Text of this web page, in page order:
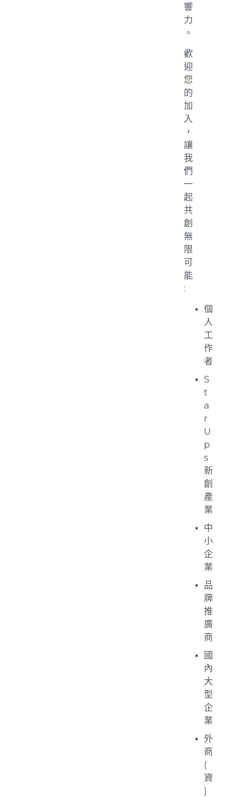
響
力
。
歡
迎
您
的
加
入
，
讓
我
們
一
起
共
創
無
限
可
能
:
個
人
工
作
者
S
t
a
r
U
p
s
新
創
產
業
中
小
企
業
品
牌
推
廣
商
國
內
大
型
企
業
外
商
(
資
)